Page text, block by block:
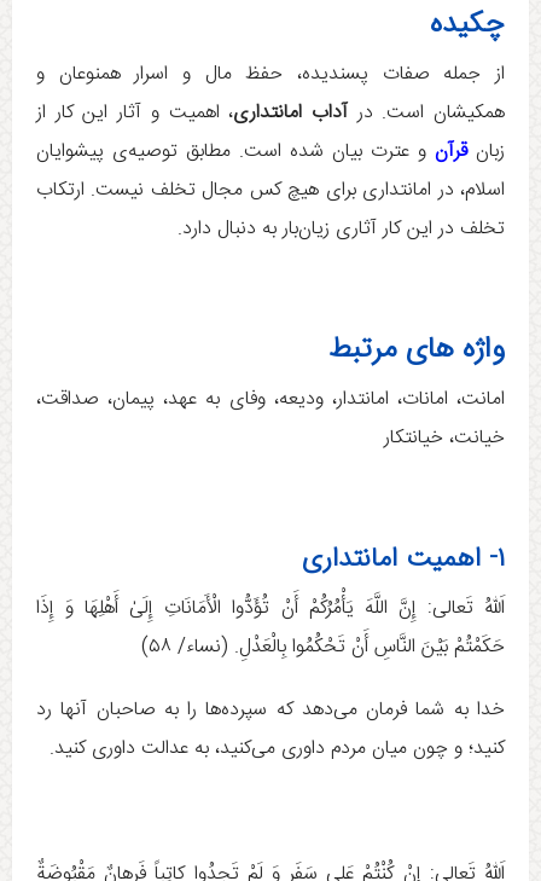
چکیده
از جمله صفات پسندیده، حفظ مال و اسرار همنوعان و
همکیشان است. درآداب امانتداری، اهمیت و آثار این کار از
زبانقرآن و عترت بیان شده است. مطابق توصیه‌ی پیشوایان
اسلام، در امانتداری برای هیچ کس مجال تخلف نیست. ارتکاب
تخلف در این کار آثاری زیان‌بار به دنبال دارد.
واژه های مرتبط
امانت، امانات، امانتدار، ودیعه، وفای به عهد، پیمان، صداقت،
خیانت، خیانتکار
۱- اهمیت امانتداری
اَللهُ تَعالى:‏ إِنَّ اللَّهَ يَأْمُرُكُمْ أَنْ تُؤَدُّوا الْأَمَانَاتِ إِلَىٰ أَهْلِهَا وَ إِذَا
حَكَمْتُمْ بَيْنَ النَّاسِ أَنْ تَحْكُمُوا بِالْعَدْلِ. (نساء/ ۵۸)
خدا به شما فرمان مى‌دهد كه سپرده‌ها را به صاحبان آنها رد
كنيد؛ و چون ميان مردم داورى مى‌كنيد، به عدالت داورى كنيد.
اَللهُ تَعالى:‏ إِنْ كُنْتُمْ عَلى‏ سَفَرٍ وَ لَمْ تَجِدُوا كاتِباً فَرِهانٌ مَقْبُوضَةٌ